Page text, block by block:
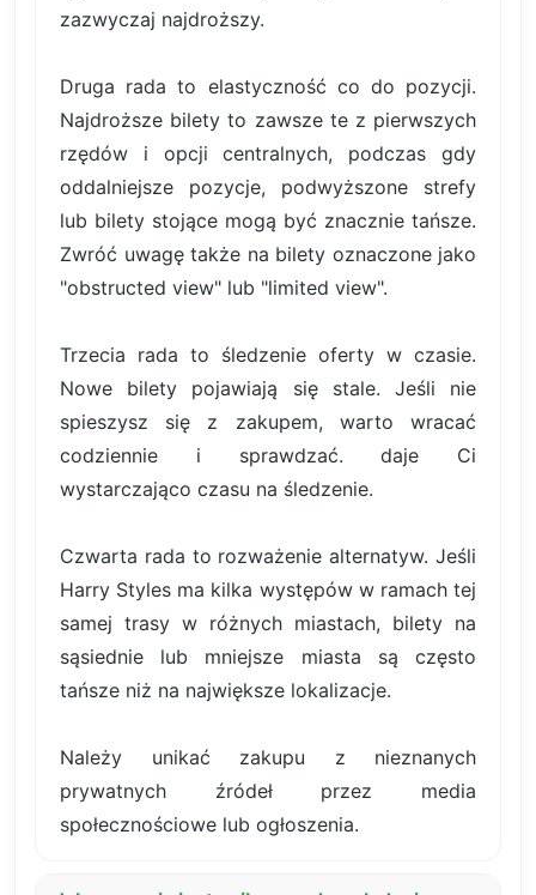
zazwyczaj najdroższy.
Druga rada to elastyczność co do pozycji.
Najdroższe bilety to zawsze te z pierwszych
rzędów i opcji centralnych, podczas gdy
oddalniejsze pozycje, podwyższone strefy
lub bilety stojące mogą być znacznie tańsze.
Zwróć uwagę także na bilety oznaczone jako
"obstructed view" lub "limited view".
Trzecia rada to śledzenie oferty w czasie.
Nowe bilety pojawiają się stale. Jeśli nie
spieszysz się z zakupem, warto wracać
codziennie i sprawdzać. daje Ci
wystarczająco czasu na śledzenie.
Czwarta rada to rozważenie alternatyw. Jeśli
Harry Styles ma kilka występów w ramach tej
samej trasy w różnych miastach, bilety na
sąsiednie lub mniejsze miasta są często
tańsze niż na największe lokalizacje.
Należy unikać zakupu z nieznanych
prywatnych źródeł przez media
społecznościowe lub ogłoszenia.